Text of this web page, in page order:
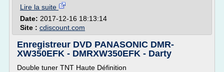
Lire la suite
Date: 2017-12-16 18:13:14
Site : cdiscount.com
Enregistreur DVD PANASONIC DMR-
XW350EFK - DMRXW350EFK - Darty
Double tuner TNT Haute Définition